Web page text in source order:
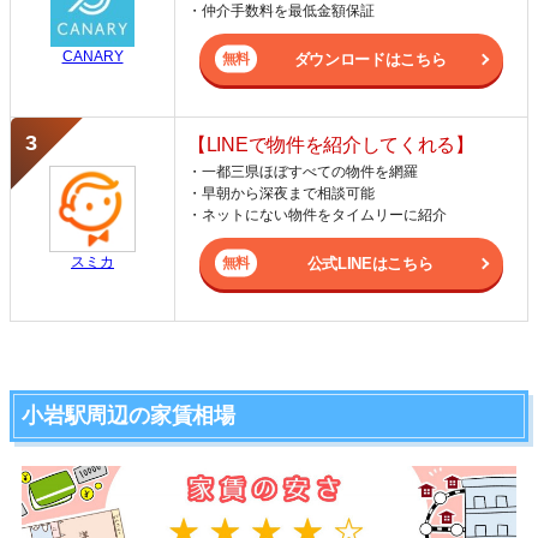
CANARY
・仲介手数料を最低金額保証
ダウンロードはこちら
スミカ
【LINEで物件を紹介してくれる】
・一都三県ほぼすべての物件を網羅
・早朝から深夜まで相談可能
・ネットにない物件をタイムリーに紹介
公式LINEはこちら
小岩駅周辺の家賃相場